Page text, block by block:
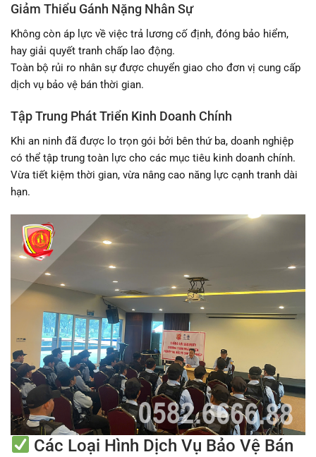
Giảm Thiểu Gánh Nặng Nhân Sự
Không còn áp lực về việc trả lương cố định, đóng bảo hiểm,
hay giải quyết tranh chấp lao động.
Toàn bộ rủi ro nhân sự được chuyển giao cho đơn vị cung cấp
dịch vụ bảo vệ bán thời gian.
Tập Trung Phát Triển Kinh Doanh Chính
Khi an ninh đã được lo trọn gói bởi bên thứ ba, doanh nghiệp
có thể tập trung toàn lực cho các mục tiêu kinh doanh chính.
Vừa tiết kiệm thời gian, vừa nâng cao năng lực cạnh tranh dài
hạn.
Các Loại Hình Dịch Vụ Bảo Vệ Bán